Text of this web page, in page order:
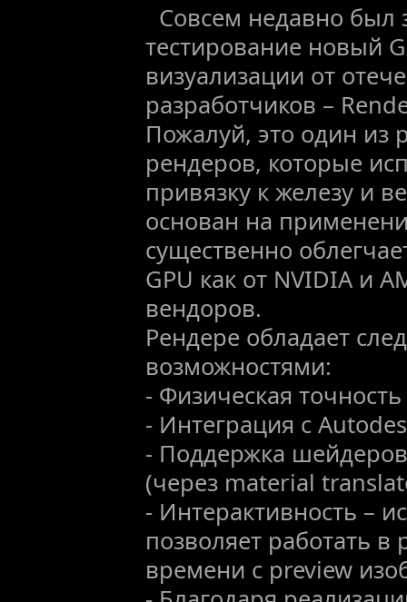
Совсем недавно был
тестирование новый
визуализации от
разработчиков –
Пожалуй, это один из
рендеров, которые
привязку к железу и
основан на
существенно
GPU как от NVIDIA и
вендоров.
Рендере обладает
возможностями:
- Физическая точность
- Интеграция с
- Поддержка
(через material
- Интерактивность –
позволяет работать
времени с preview